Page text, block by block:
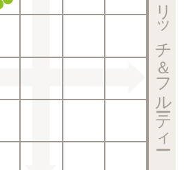
リッチ＆フルーティー